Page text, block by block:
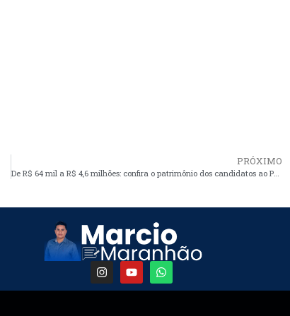
PRÓXIMO
De R$ 64 mil a R$ 4,6 milhões: confira o patrimônio dos candidatos ao Palácio dos Leões